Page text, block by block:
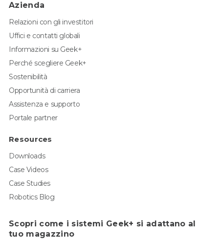
Azienda
Relazioni con gli investitori
Uffici e contatti globali
Informazioni su Geek+
Perché scegliere Geek+
Sostenibilità
Opportunità di carriera
Assistenza e supporto
Portale partner
Resources
Downloads
Case Videos
Case Studies
Robotics Blog
Scopri come i sistemi Geek+ si adattano al
tuo magazzino